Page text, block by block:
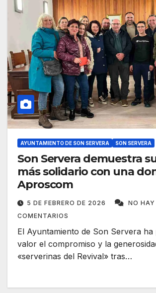
AYUNTAMIENTO DE SON SERVERA SON SERVERA
Son Servera demuestra
más solidario con una
Aproscom
5 DE FEBRERO DE 2026
NO HAY
COMENTARIOS
El Ayuntamiento de Son Servera ha
valor el compromiso y la
«serverinas del Revival» tras…